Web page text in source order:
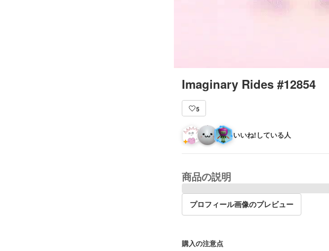
Imaginary Rides #12854
5
いいね!している人
商品の説明
プロフィール画像のプレビュー
購入の注意点